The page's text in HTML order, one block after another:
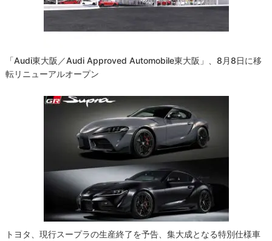
「Audi東大阪／Audi Approved Automobile東大阪」、8月8日に移
転リニューアルオープン
トヨタ、現行スープラの生産終了を予告、集大成となる特別仕様車